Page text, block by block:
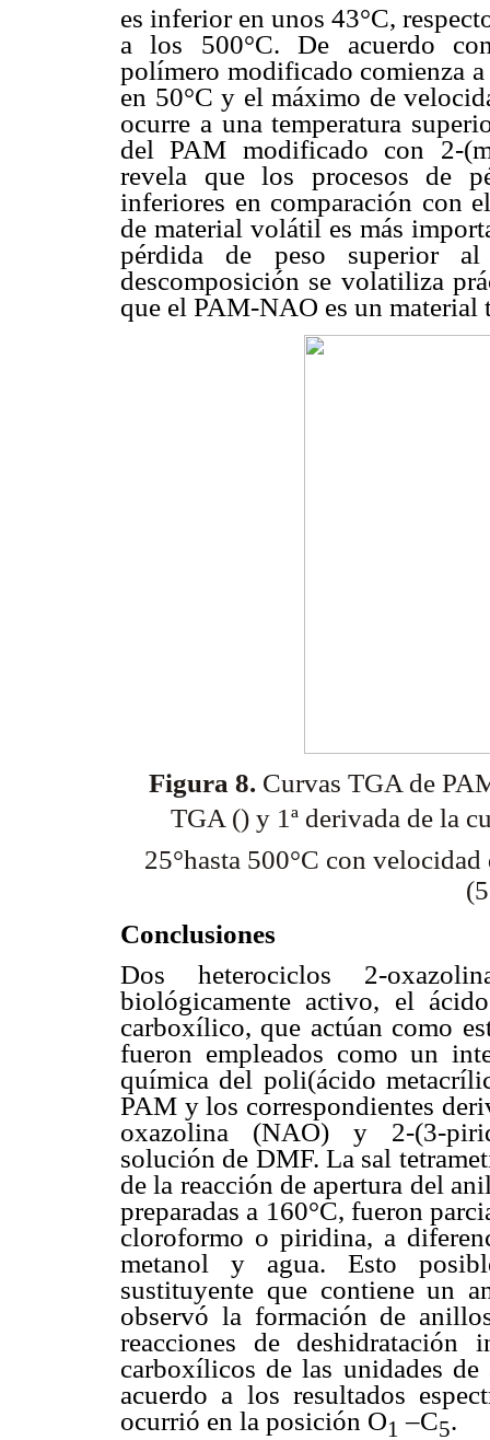
es inferior en unos 43°C,
a los 500°C. De acuerdo
polímero modificado comienza
en 50°C y el máximo de
ocurre a una temperatura
del PAM modificado con 2-
revela que los procesos de
inferiores en comparación con
de material volátil es más
pérdida de peso superior
descomposición se volatiliza
que el PAM-NAO es un material
Figura 8. Curvas TGA de
TGA () y 1ª derivada de la
25°hasta 500°C con
Conclusiones
Dos heterociclos 2-
biológicamente activo, el
carboxílico, que actúan como
fueron empleados como un
química del poli(ácido
PAM y los correspondientes
oxazolina (NAO) y 2-(3-
solución de DMF. La sal
de la reacción de apertura del
preparadas a 160°C, fueron
cloroformo o piridina, a
metanol y agua. Esto
sustituyente que contiene un
observó la formación de
reacciones de
carboxílicos de las unidades
acuerdo a los resultados
ocurrió en la posición O1 –C5.